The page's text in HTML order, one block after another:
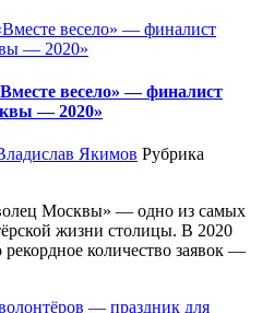
весело» — финалист
— 2020»
Якимов Рубрика
Москвы» — одно из самых
жизни столицы. В 2020
количество заявок —